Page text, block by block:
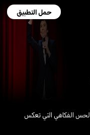
حمل التطبيق
لقد اشتهرت تيغ نوتارو بسرد القصص المميزة ذات الحس الفكاهي التي تعكس